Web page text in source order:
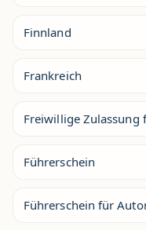
Finnland
Frankreich
Freiwillige Zulassung
Führerschein
Führerschein für